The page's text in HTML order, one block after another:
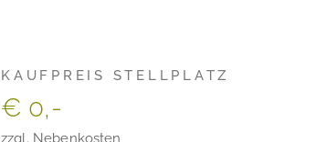
KAUFPREIS STELLPLATZ
€ 0,-
zzgl. Nebenkosten